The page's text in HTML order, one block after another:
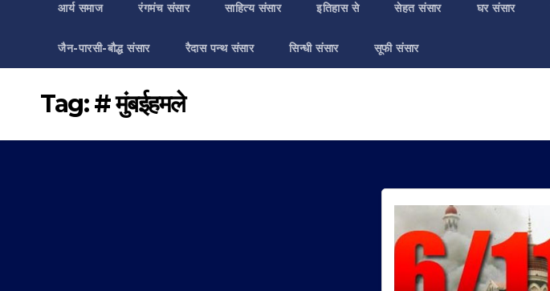
आर्य समाज रंगमंच संसार साहित्य संसार इतिहास से सेहत संसार घर संसार
जैन-पारसी-बौद्ध संसार रैदास पन्थ संसार सिन्धी संसार सूफी संसार
Tag:# मुंबईहमले